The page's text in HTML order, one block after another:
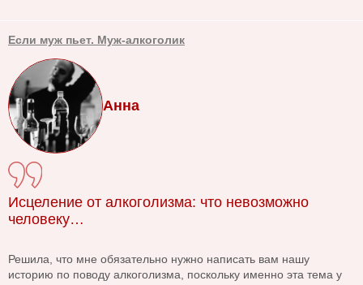
Если муж пьет. Муж-алкоголик
Анна
Исцеление от алкоголизма: что невозможно
человеку…
Решила, что мне обязательно нужно написать вам нашу
историю по поводу алкоголизма, поскольку именно эта тема у